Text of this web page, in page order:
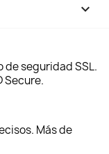

seguridad SSL.
Secure.
Más de